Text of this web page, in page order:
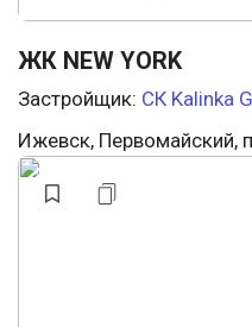
ЖК NEW YORK
Застройщик: СК Kalinka
Ижевск, Первомайский,